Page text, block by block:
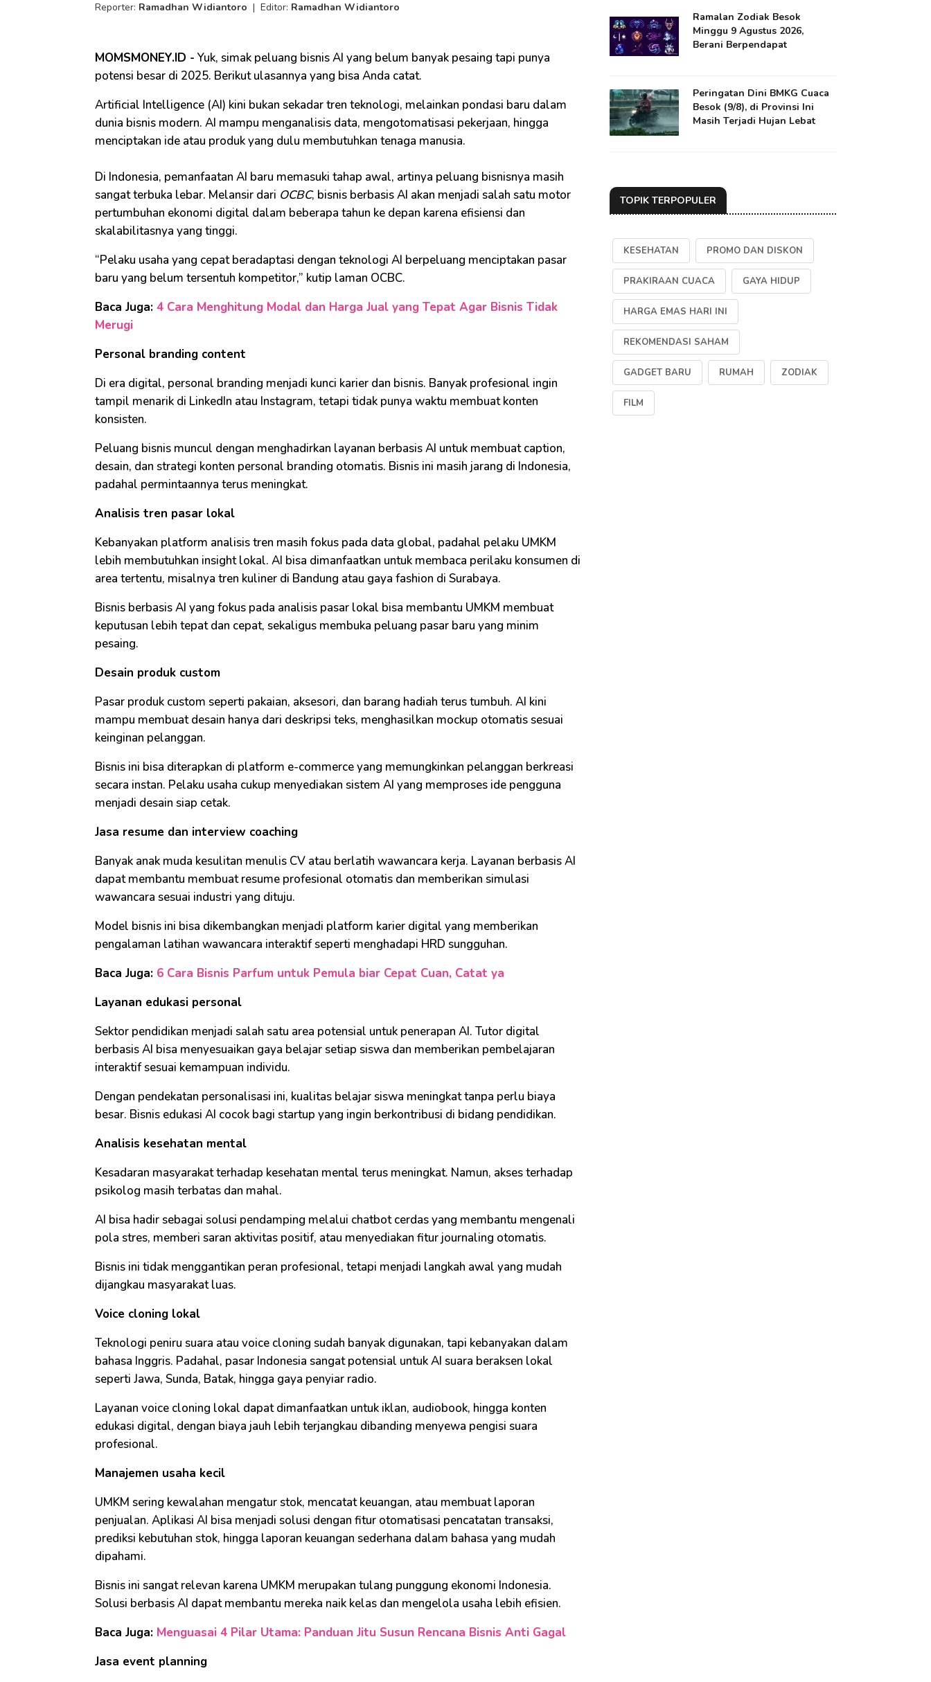
Reporter: Ramadhan Widiantoro | Editor: Ramadhan Widiantoro
MOMSMONEY.ID - Yuk, simak peluang bisnis AI yang belum banyak pesaing tapi punya
potensi besar di 2025. Berikut ulasannya yang bisa Anda catat.
Artificial Intelligence (AI) kini bukan sekadar tren teknologi, melainkan pondasi baru dalam
dunia bisnis modern. AI mampu menganalisis data, mengotomatisasi pekerjaan, hingga
menciptakan ide atau produk yang dulu membutuhkan tenaga manusia.
Di Indonesia, pemanfaatan AI baru memasuki tahap awal, artinya peluang bisnisnya masih
sangat terbuka lebar. Melansir dari OCBC, bisnis berbasis AI akan menjadi salah satu motor
pertumbuhan ekonomi digital dalam beberapa tahun ke depan karena efisiensi dan
skalabilitasnya yang tinggi.
“Pelaku usaha yang cepat beradaptasi dengan teknologi AI berpeluang menciptakan pasar
baru yang belum tersentuh kompetitor,” kutip laman OCBC.
Baca Juga: 4 Cara Menghitung Modal dan Harga Jual yang Tepat Agar Bisnis Tidak
Merugi
Personal branding content
Di era digital, personal branding menjadi kunci karier dan bisnis. Banyak profesional ingin
tampil menarik di LinkedIn atau Instagram, tetapi tidak punya waktu membuat konten
konsisten.
Peluang bisnis muncul dengan menghadirkan layanan berbasis AI untuk membuat caption,
desain, dan strategi konten personal branding otomatis. Bisnis ini masih jarang di Indonesia,
padahal permintaannya terus meningkat.
Analisis tren pasar lokal
Kebanyakan platform analisis tren masih fokus pada data global, padahal pelaku UMKM
lebih membutuhkan insight lokal. AI bisa dimanfaatkan untuk membaca perilaku konsumen di
area tertentu, misalnya tren kuliner di Bandung atau gaya fashion di Surabaya.
Bisnis berbasis AI yang fokus pada analisis pasar lokal bisa membantu UMKM membuat
keputusan lebih tepat dan cepat, sekaligus membuka peluang pasar baru yang minim
pesaing.
Desain produk custom
Pasar produk custom seperti pakaian, aksesori, dan barang hadiah terus tumbuh. AI kini
mampu membuat desain hanya dari deskripsi teks, menghasilkan mockup otomatis sesuai
keinginan pelanggan.
Bisnis ini bisa diterapkan di platform e-commerce yang memungkinkan pelanggan berkreasi
secara instan. Pelaku usaha cukup menyediakan sistem AI yang memproses ide pengguna
menjadi desain siap cetak.
Jasa resume dan interview coaching
Banyak anak muda kesulitan menulis CV atau berlatih wawancara kerja. Layanan berbasis AI
dapat membantu membuat resume profesional otomatis dan memberikan simulasi
wawancara sesuai industri yang dituju.
Model bisnis ini bisa dikembangkan menjadi platform karier digital yang memberikan
pengalaman latihan wawancara interaktif seperti menghadapi HRD sungguhan.
Baca Juga: 6 Cara Bisnis Parfum untuk Pemula biar Cepat Cuan, Catat ya
Layanan edukasi personal
Sektor pendidikan menjadi salah satu area potensial untuk penerapan AI. Tutor digital
berbasis AI bisa menyesuaikan gaya belajar setiap siswa dan memberikan pembelajaran
interaktif sesuai kemampuan individu.
Dengan pendekatan personalisasi ini, kualitas belajar siswa meningkat tanpa perlu biaya
besar. Bisnis edukasi AI cocok bagi startup yang ingin berkontribusi di bidang pendidikan.
Analisis kesehatan mental
Kesadaran masyarakat terhadap kesehatan mental terus meningkat. Namun, akses terhadap
psikolog masih terbatas dan mahal.
AI bisa hadir sebagai solusi pendamping melalui chatbot cerdas yang membantu mengenali
pola stres, memberi saran aktivitas positif, atau menyediakan fitur journaling otomatis.
Bisnis ini tidak menggantikan peran profesional, tetapi menjadi langkah awal yang mudah
dijangkau masyarakat luas.
Voice cloning lokal
Teknologi peniru suara atau voice cloning sudah banyak digunakan, tapi kebanyakan dalam
bahasa Inggris. Padahal, pasar Indonesia sangat potensial untuk AI suara beraksen lokal
seperti Jawa, Sunda, Batak, hingga gaya penyiar radio.
Layanan voice cloning lokal dapat dimanfaatkan untuk iklan, audiobook, hingga konten
edukasi digital, dengan biaya jauh lebih terjangkau dibanding menyewa pengisi suara
profesional.
Manajemen usaha kecil
UMKM sering kewalahan mengatur stok, mencatat keuangan, atau membuat laporan
penjualan. Aplikasi AI bisa menjadi solusi dengan fitur otomatisasi pencatatan transaksi,
prediksi kebutuhan stok, hingga laporan keuangan sederhana dalam bahasa yang mudah
dipahami.
Bisnis ini sangat relevan karena UMKM merupakan tulang punggung ekonomi Indonesia.
Solusi berbasis AI dapat membantu mereka naik kelas dan mengelola usaha lebih efisien.
Baca Juga: Menguasai 4 Pilar Utama: Panduan Jitu Susun Rencana Bisnis Anti Gagal
Jasa event planning
Ramalan Zodiak Besok
Minggu 9 Agustus 2026,
Berani Berpendapat
Peringatan Dini BMKG Cuaca
Besok (9/8), di Provinsi Ini
Masih Terjadi Hujan Lebat
TOPIK TERPOPULER
KESEHATAN PROMO DAN DISKON
PRAKIRAAN CUACA GAYA HIDUP
HARGA EMAS HARI INI
REKOMENDASI SAHAM
GADGET BARU RUMAH ZODIAK
FILM